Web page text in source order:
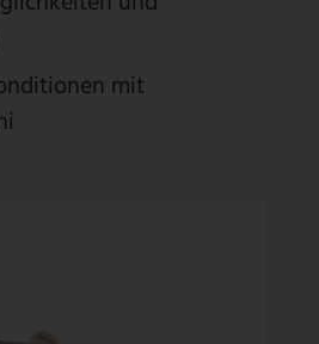
mit